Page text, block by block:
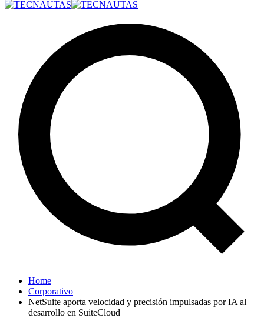
Home
Corporativo
NetSuite aporta velocidad y precisión impulsadas por IA al
desarrollo en SuiteCloud